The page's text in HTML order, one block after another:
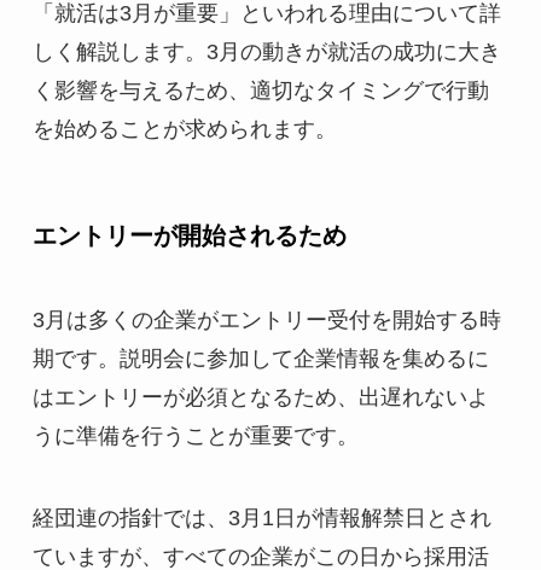
「就活は3月が重要」といわれる理由について詳
しく解説します。3月の動きが就活の成功に大き
く影響を与えるため、適切なタイミングで行動
を始めることが求められます。
エントリーが開始されるため
3月は多くの企業がエントリー受付を開始する時
期です。説明会に参加して企業情報を集めるに
はエントリーが必須となるため、出遅れないよ
うに準備を行うことが重要です。
経団連の指針では、3月1日が情報解禁日とされ
ていますが、すべての企業がこの日から採用活